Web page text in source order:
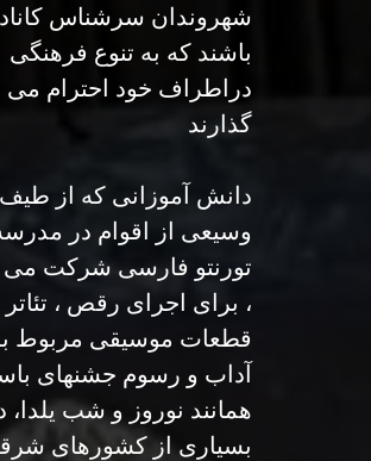
شهروندان سرشناس
باشند که به تنوع فرهنگی
دراطراف خود احترام می
گذارند
دانش آموزانی که از طیف
وسیعی از اقوام در
تورنتو فارسی شرکت می
، برای اجرای رقص ، تئاتر
قطعات موسیقی مربوط
آداب و رسوم جشنهای
همانند نوروز و شب یلدا،
بسیاری از کشورهای